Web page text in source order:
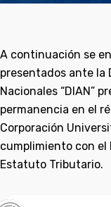
A continuación se
presentados ante la
Nacionales “DIAN”
permanencia en el
Corporación
cumplimiento con
Estatuto Tributario.